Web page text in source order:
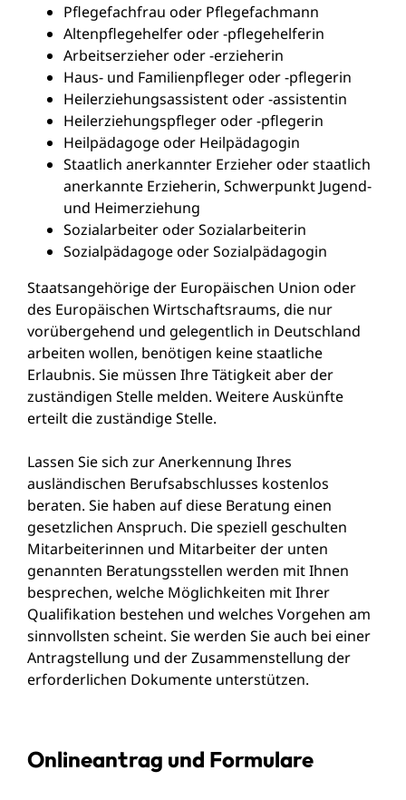
Pflegefachfrau oder Pflegefachmann
Altenpflegehelfer oder -pflegehelferin
Arbeitserzieher oder -erzieherin
Haus- und Familienpfleger oder -pflegerin
Heilerziehungsassistent oder -assistentin
Heilerziehungspfleger oder -pflegerin
Heilpädagoge oder Heilpädagogin
Staatlich anerkannter Erzieher oder staatlich
anerkannte Erzieherin, Schwerpunkt Jugend-
und Heimerziehung
Sozialarbeiter oder Sozialarbeiterin
Sozialpädagoge oder Sozialpädagogin
Staatsangehörige der Europäischen Union oder
des Europäischen Wirtschaftsraums, die nur
vorübergehend und gelegentlich in Deutschland
arbeiten wollen, benötigen keine staatliche
Erlaubnis. Sie müssen Ihre Tätigkeit aber der
zuständigen Stelle melden. Weitere Auskünfte
erteilt die zuständige Stelle.
Lassen Sie sich zur Anerkennung Ihres
ausländischen Berufsabschlusses kostenlos
beraten. Sie haben auf diese Beratung einen
gesetzlichen Anspruch. Die speziell geschulten
Mitarbeiterinnen und Mitarbeiter der unten
genannten Beratungsstellen werden mit Ihnen
besprechen, welche Möglichkeiten mit Ihrer
Qualifikation bestehen und welches Vorgehen am
sinnvollsten scheint. Sie werden Sie auch bei einer
Antragstellung und der Zusammenstellung der
erforderlichen Dokumente unterstützen.
Onlineantrag und Formulare